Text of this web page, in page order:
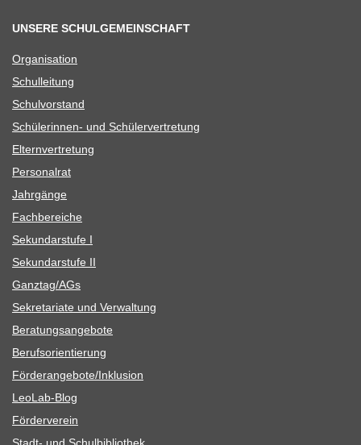
UNSERE SCHULGEMEINSCHAFT
Orga­ni­sa­tion
Schul­lei­tung
Schul­vor­stand
Schü­le­rin­nen- und Schülervertretung
Eltern­ver­tre­tung
Per­so­nal­rat
Jahr­gänge
Fach­be­rei­che
Sekun­dar­stufe I
Sekun­dar­stufe II
Ganztag/​​AGs
Sekre­ta­riate und Verwaltung
Bera­tungs­an­ge­bote
Berufs­ori­en­tie­rung
Förderangebote/​​Inklusion
Leo­Lab-Blog
För­der­ver­ein